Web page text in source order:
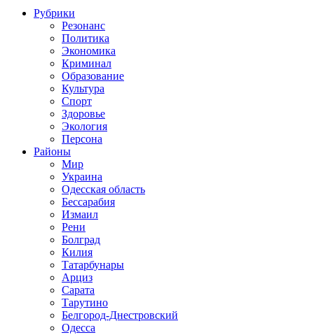
Рубрики
Резонанс
Политика
Экономика
Криминал
Образование
Культура
Спорт
Здоровье
Экология
Персона
Районы
Мир
Украина
Одесская область
Бессарабия
Измаил
Рени
Болград
Килия
Татарбунары
Арциз
Сарата
Тарутино
Белгород-Днестровский
Одесса